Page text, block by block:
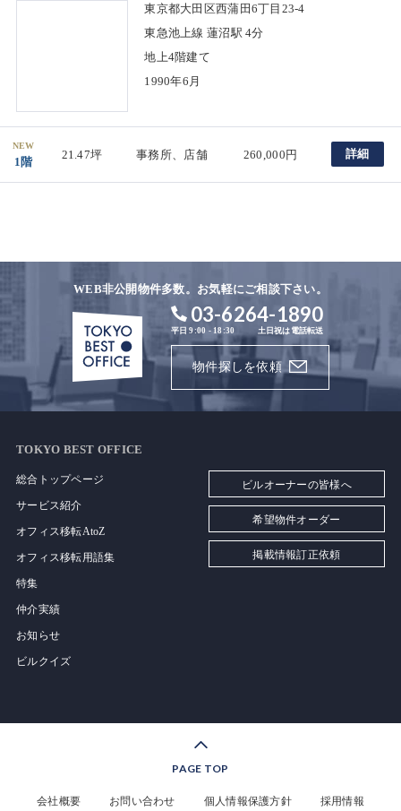
東京都大田区西蒲田6丁目23-4
東急池上線 蓮沼駅 4分
地上4階建て
1990年6月
NEW
1階
21.47坪 事務所、店舗 260,000円 詳細
WEB非公開物件多数。お気軽にご相談下さい。
03-6264-1890
平日 9:00 - 18:30 土日祝は電話転送
物件探しを依頼
TOKYO BEST OFFICE
総合トップページ
サービス紹介
オフィス移転AtoZ
オフィス移転用語集
特集
仲介実績
お知らせ
ビルクイズ
ビルオーナーの皆様へ
希望物件オーダー
掲載情報訂正依頼
PAGE TOP
会社概要 お問い合わせ 個人情報保護方針 採用情報